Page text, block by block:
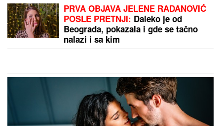
PRVA OBJAVA JELENE RADANOVIĆ
POSLE PRETNJI: Daleko je od
Beograda, pokazala i gde se tačno
nalazi i sa kim